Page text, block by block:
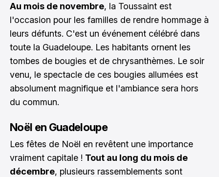
Au mois de novembre, la Toussaint est
l'occasion pour les familles de rendre hommage à
leurs défunts. C'est un événement célébré dans
toute la Guadeloupe. Les habitants ornent les
tombes de bougies et de chrysanthèmes. Le soir
venu, le spectacle de ces bougies allumées est
absolument magnifique et l'ambiance sera hors
du commun.
Noël en Guadeloupe
Les fêtes de Noël en revêtent une importance
vraiment capitale ! Tout au long du mois de
décembre, plusieurs rassemblements sont